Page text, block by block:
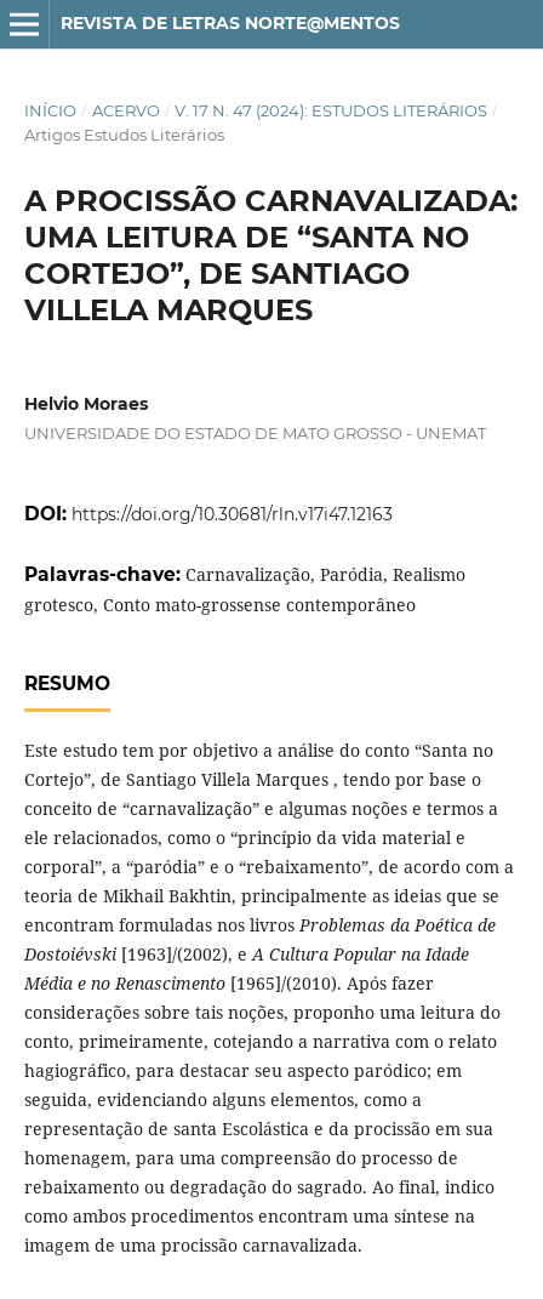
REVISTA DE LETRAS NORTE@MENTOS
INÍCIO / ACERVO / V. 17 N. 47 (2024): ESTUDOS LITERÁRIOS /
Artigos Estudos Literários
A PROCISSÃO CARNAVALIZADA:
UMA LEITURA DE “SANTA NO
CORTEJO”, DE SANTIAGO
VILLELA MARQUES
Helvio Moraes
UNIVERSIDADE DO ESTADO DE MATO GROSSO - UNEMAT
DOI: https://doi.org/10.30681/rln.v17i47.12163
Palavras-chave: Carnavalização, Paródia, Realismo
grotesco, Conto mato-grossense contemporâneo
RESUMO
Este estudo tem por objetivo a análise do conto “Santa no
Cortejo”, de Santiago Villela Marques , tendo por base o
conceito de “carnavalização” e algumas noções e termos a
ele relacionados, como o “princípio da vida material e
corporal”, a “paródia” e o “rebaixamento”, de acordo com a
teoria de Mikhail Bakhtin, principalmente as ideias que se
encontram formuladas nos livrosProblemas da Poética de
Dostoiévski[1963]/(2002), eA Cultura Popular na Idade
Média e no Renascimento[1965]/(2010). Após fazer
considerações sobre tais noções, proponho uma leitura do
conto, primeiramente, cotejando a narrativa com o relato
hagiográfico, para destacar seu aspecto paródico; em
seguida, evidenciando alguns elementos, como a
representação de santa Escolástica e da procissão em sua
homenagem, para uma compreensão do processo de
rebaixamento ou degradação do sagrado. Ao final, indico
como ambos procedimentos encontram uma síntese na
imagem de uma procissão carnavalizada.